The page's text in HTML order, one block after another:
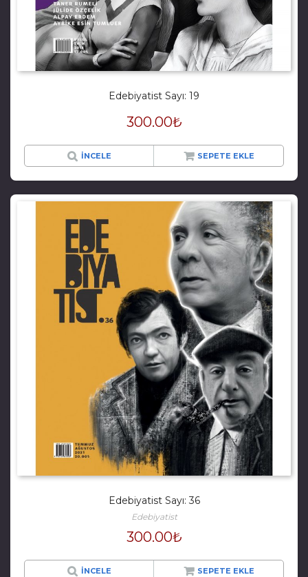
Edebiyatist Sayı: 19
300.00₺
İNCELE SEPETE EKLE
Edebiyatist Sayı: 36
Edebiyatist
300.00₺
İNCELE SEPETE EKLE